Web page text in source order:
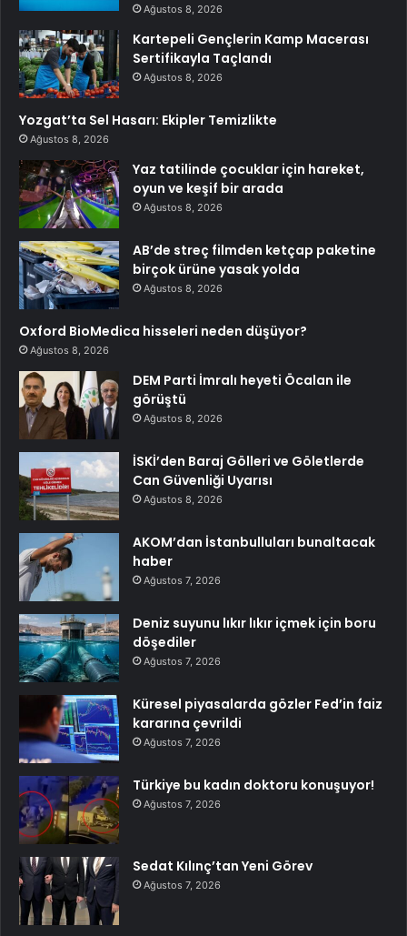
Ağustos 8, 2026
Kartepeli Gençlerin Kamp Macerası
Sertifikayla Taçlandı
Ağustos 8, 2026
Yozgat’ta Sel Hasarı: Ekipler Temizlikte
Ağustos 8, 2026
Yaz tatilinde çocuklar için hareket,
oyun ve keşif bir arada
Ağustos 8, 2026
AB’de streç filmden ketçap paketine
birçok ürüne yasak yolda
Ağustos 8, 2026
Oxford BioMedica hisseleri neden düşüyor?
Ağustos 8, 2026
DEM Parti İmralı heyeti Öcalan ile
görüştü
Ağustos 8, 2026
İSKİ’den Baraj Gölleri ve Göletlerde
Can Güvenliği Uyarısı
Ağustos 8, 2026
AKOM’dan İstanbulluları bunaltacak
haber
Ağustos 7, 2026
Deniz suyunu lıkır lıkır içmek için boru
döşediler
Ağustos 7, 2026
Küresel piyasalarda gözler Fed’in faiz
kararına çevrildi
Ağustos 7, 2026
Türkiye bu kadın doktoru konuşuyor!
Ağustos 7, 2026
Sedat Kılınç’tan Yeni Görev
Ağustos 7, 2026